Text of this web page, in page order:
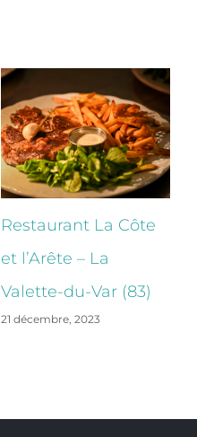
Restaurant La Côte
et l’Arête – La
Valette-du-Var (83)
21 décembre, 2023